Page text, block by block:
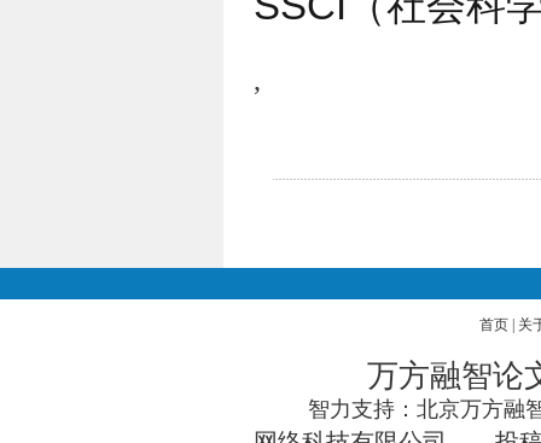
,
首页 关
万方融智论
智力支持：北京万方融